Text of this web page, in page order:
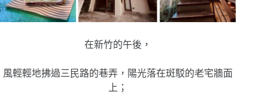
在新竹的午後，
風輕輕地拂過三民路的巷弄，陽光落在斑駁的老宅牆面
上；